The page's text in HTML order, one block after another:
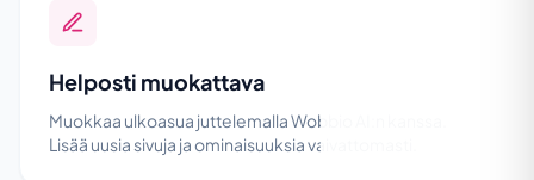
Helposti muokattava
Muokkaa ulkoasua juttelemalla Wobbio AI:n kanssa.
Lisää uusia sivuja ja ominaisuuksia vaivattomasti.